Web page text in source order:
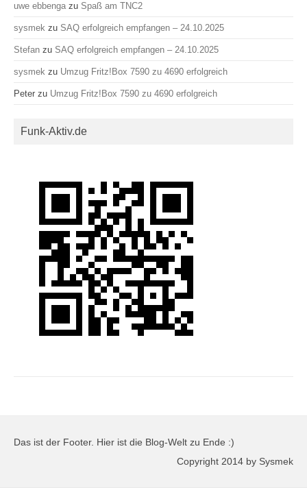
uwe ebbenga zu Spaß am TNC2
sysmek zu SAQ erfolgreich empfangen – 24.10.2025
Stefan zu SAQ erfolgreich empfangen – 24.10.2025
sysmek zu Umzug Fritz!Box 7590 zu 4690 erfolgreich
Peter zu Umzug Fritz!Box 7590 zu 4690 erfolgreich
Funk-Aktiv.de
Das ist der Footer. Hier ist die Blog-Welt zu Ende :)
Copyright 2014 by Sysmek